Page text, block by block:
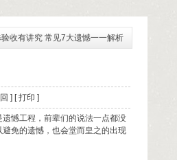
收有讲究 常见7大遗憾一一解析
] [ 打印 ]
憾工程，前辈们的说法一点都没
免的遗憾，也会堂而皇之的出现